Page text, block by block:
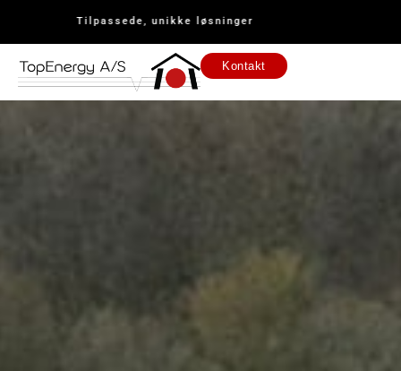
Tilpassede, unikke løsninger
Kontakt